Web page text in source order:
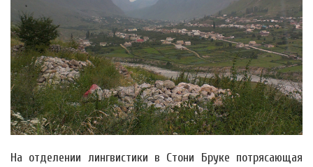
На отделении лингвистики в Стони Бруке потрясающая